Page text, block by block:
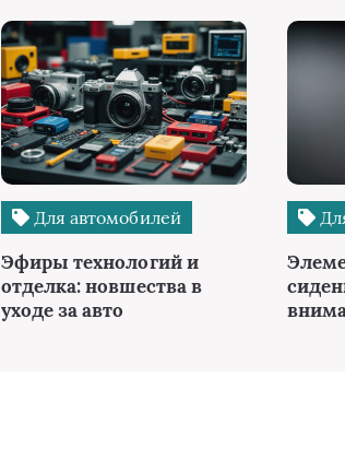
Для автомобилей
Эфиры технологий и
отделка: новшества в
уходе за авто